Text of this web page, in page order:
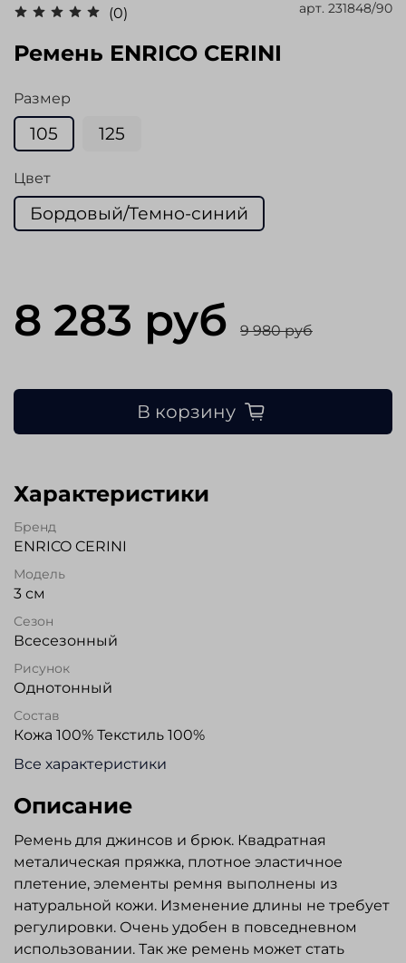
(0) арт. 231848/90
Ремень ENRICO CERINI
Размер
105 125
Цвет
Бордовый/Темно-синий
8 283 руб 9 980 руб
В корзину
Характеристики
Бренд
ENRICO CERINI
Модель
3 см
Сезон
Всесезонный
Рисунок
Однотонный
Состав
Кожа 100% Текстиль 100%
Все характеристики
Описание
Ремень для джинсов и брюк. Квадратная
металическая пряжка, плотное эластичное
плетение, элементы ремня выполнены из
натуральной кожи. Изменение длины не требует
регулировки. Очень удобен в повседневном
использовании. Так же ремень может стать